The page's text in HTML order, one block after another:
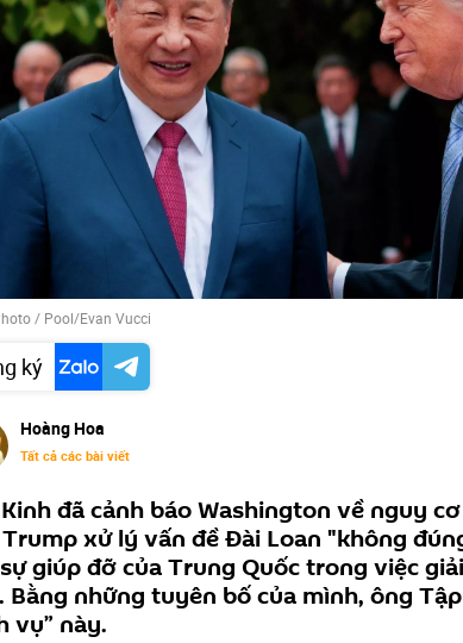
/ Pool/Evan Vucci
ký
Hoàng Hoa
Tất cả các bài viết
đã cảnh báo Washington về nguy
xử lý vấn đề Đài Loan "không
giúp đỡ của Trung Quốc trong việc
Bằng những tuyên bố của mình, ông
vụ” này.